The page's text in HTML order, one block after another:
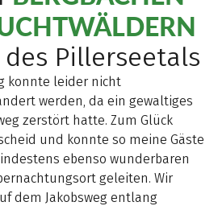
Pillerseetals
konnte leider nicht
werden, da ein gewaltiges
zerstört hatte. Zum Glück
und konnte so meine Gäste
ebenso wunderbaren
geleiten. Wir
dem Jakobsweg entlang